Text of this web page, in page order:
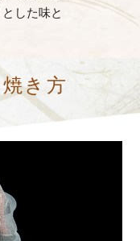
した味と
き方